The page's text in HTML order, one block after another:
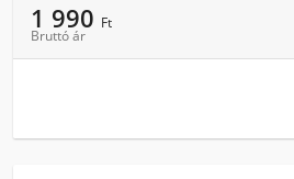
1 990 Ft
Bruttó ár